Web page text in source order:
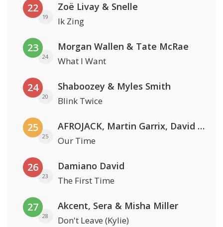
22
19
Zoë Livay & Snelle
Ik Zing
23
24
Morgan Wallen & Tate McRae
What I Want
24
20
Shaboozey & Myles Smith
Blink Twice
25
25
AFROJACK, Martin Garrix, David Guetta & Amél
Our Time
26
23
Damiano David
The First Time
27
28
Akcent, Sera & Misha Miller
Don't Leave (Kylie)